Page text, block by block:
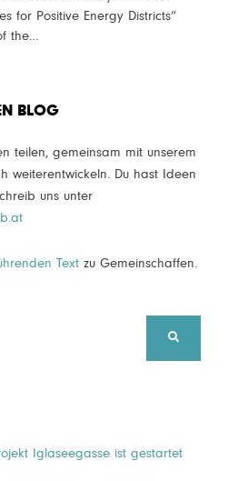
for Positive Energy Districts“
the…
BLOG
teilen, gemeinsam mit unserem
weiterentwickeln. Du hast Ideen
uns unter
Text zu Gemeinschaffen.
Iglaseegasse ist gestartet